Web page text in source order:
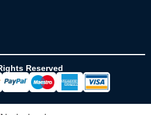
Reserved